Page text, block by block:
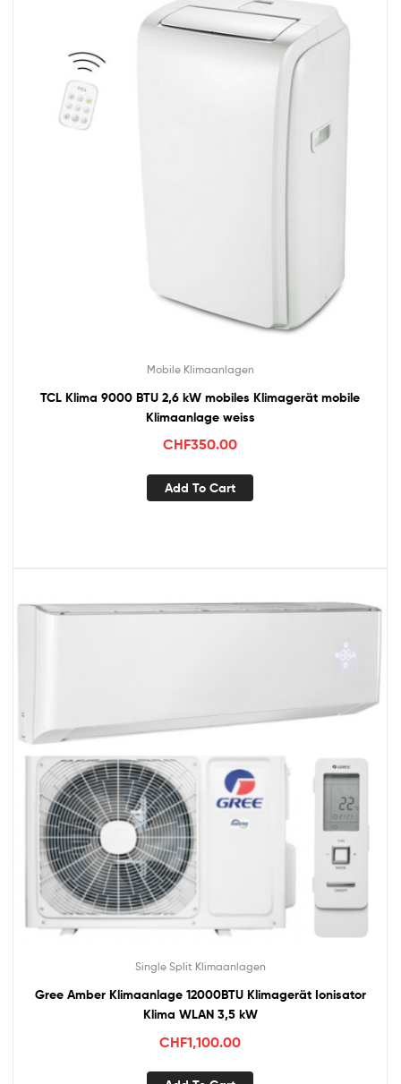
Mobile Klimaanlagen
TCL Klima 9000 BTU 2,6 kW mobiles Klimagerät mobile
Klimaanlage weiss
CHF350.00
Add To Cart
Single Split Klimaanlagen
Gree Amber Klimaanlage 12000BTU Klimagerät Ionisator
Klima WLAN 3,5 kW
CHF1,100.00